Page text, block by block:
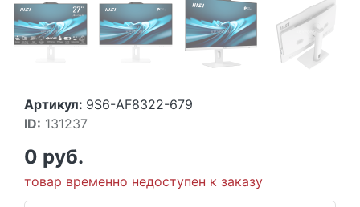
Артикул: 9S6-AF8322-679
ID: 131237
0 руб.
товар временно недоступен к заказу